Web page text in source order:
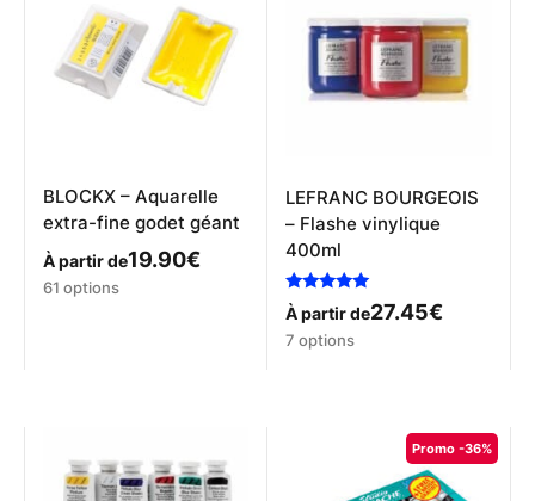
BLOCKX – Aquarelle
extra-fine godet géant
À partir de19.90€
Ce
être
61 options
LEFRANC BOURGEOIS
– Flashe vinylique
400ml
Note
5.00
sur 5
À partir de27.45€
Ce
7 options
Promo -36%